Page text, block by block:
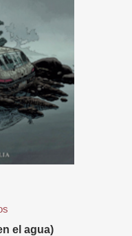
el agua)